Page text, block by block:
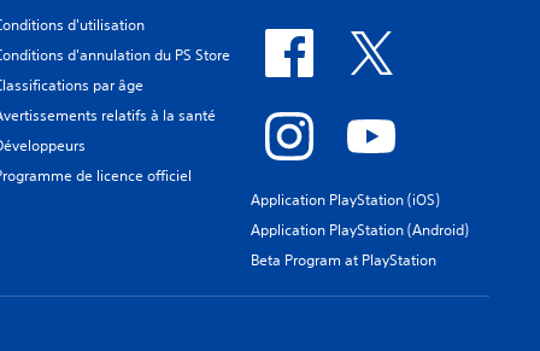
d'utilisation
d'annulation du PS Store
par âge
relatifs à la santé
de licence officiel
Application PlayStation (iOS)
Application PlayStation (Android)
Beta Program at PlayStation